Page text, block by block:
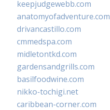
keepjudgewebb.com
anatomyofadventure.com
drivancastillo.com
cmmedspa.com
midletontkd.com
gardensandgrills.com
basilfoodwine.com
nikko-tochigi.net
caribbean-corner.com